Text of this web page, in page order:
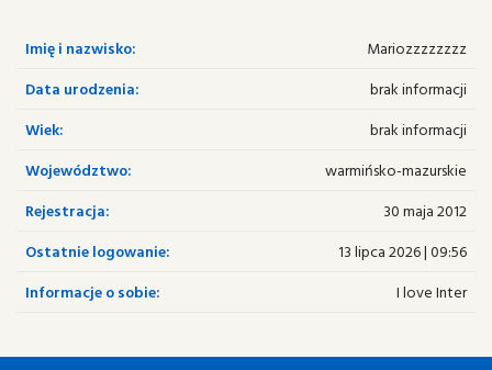
Imię i nazwisko:
Mariozzzzzzzz
Data urodzenia:
brak informacji
Wiek:
brak informacji
Województwo:
warmińsko-mazurskie
Rejestracja:
30 maja 2012
Ostatnie logowanie:
13 lipca 2026 | 09:56
Informacje o sobie:
I love Inter